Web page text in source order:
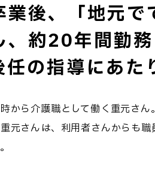
業後、「地元
、約20年間勤
の指導にあた
時から介護職として働く重元さ
元さんは、利用者さんからも